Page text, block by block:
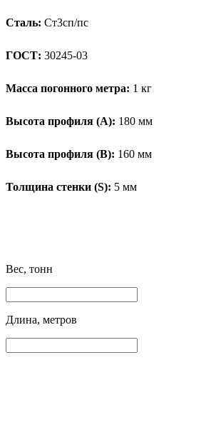
Сталь: Ст3сп/пс
ГОСТ: 30245-03
Масса погонного метра: 1 кг
Высота профиля (А): 180 мм
Высота профиля (B): 160 мм
Толщина стенки (S): 5 мм
Вес, тонн
Длина, метров